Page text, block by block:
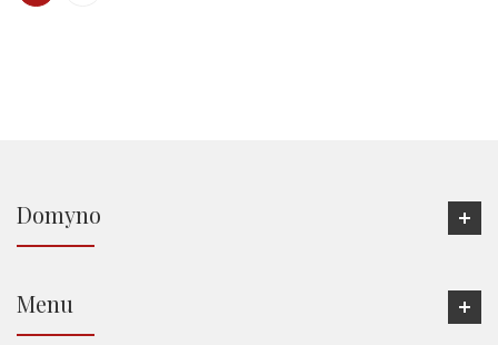
Domyno
Menu